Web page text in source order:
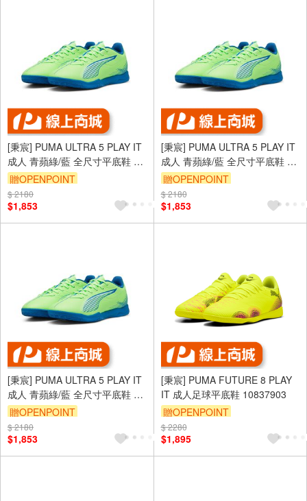
[秉宸] PUMA ULTRA 5 PLAY IT
成人 青蘋綠/藍 全尺寸平底鞋 室
內足球 10790703
贈OPENPOINT
$ 2180
$1,853
[秉宸] PUMA ULTRA 5 PLAY IT
成人 青蘋綠/藍 全尺寸平底鞋 室
內足球 10790703
贈OPENPOINT
$ 2180
$1,853
[秉宸] PUMA ULTRA 5 PLAY IT
成人 青蘋綠/藍 全尺寸平底鞋 室
內足球 10790703
贈OPENPOINT
$ 2180
$1,853
[秉宸] PUMA FUTURE 8 PLAY
IT 成人足球平底鞋 10837903
贈OPENPOINT
$ 2280
$1,895